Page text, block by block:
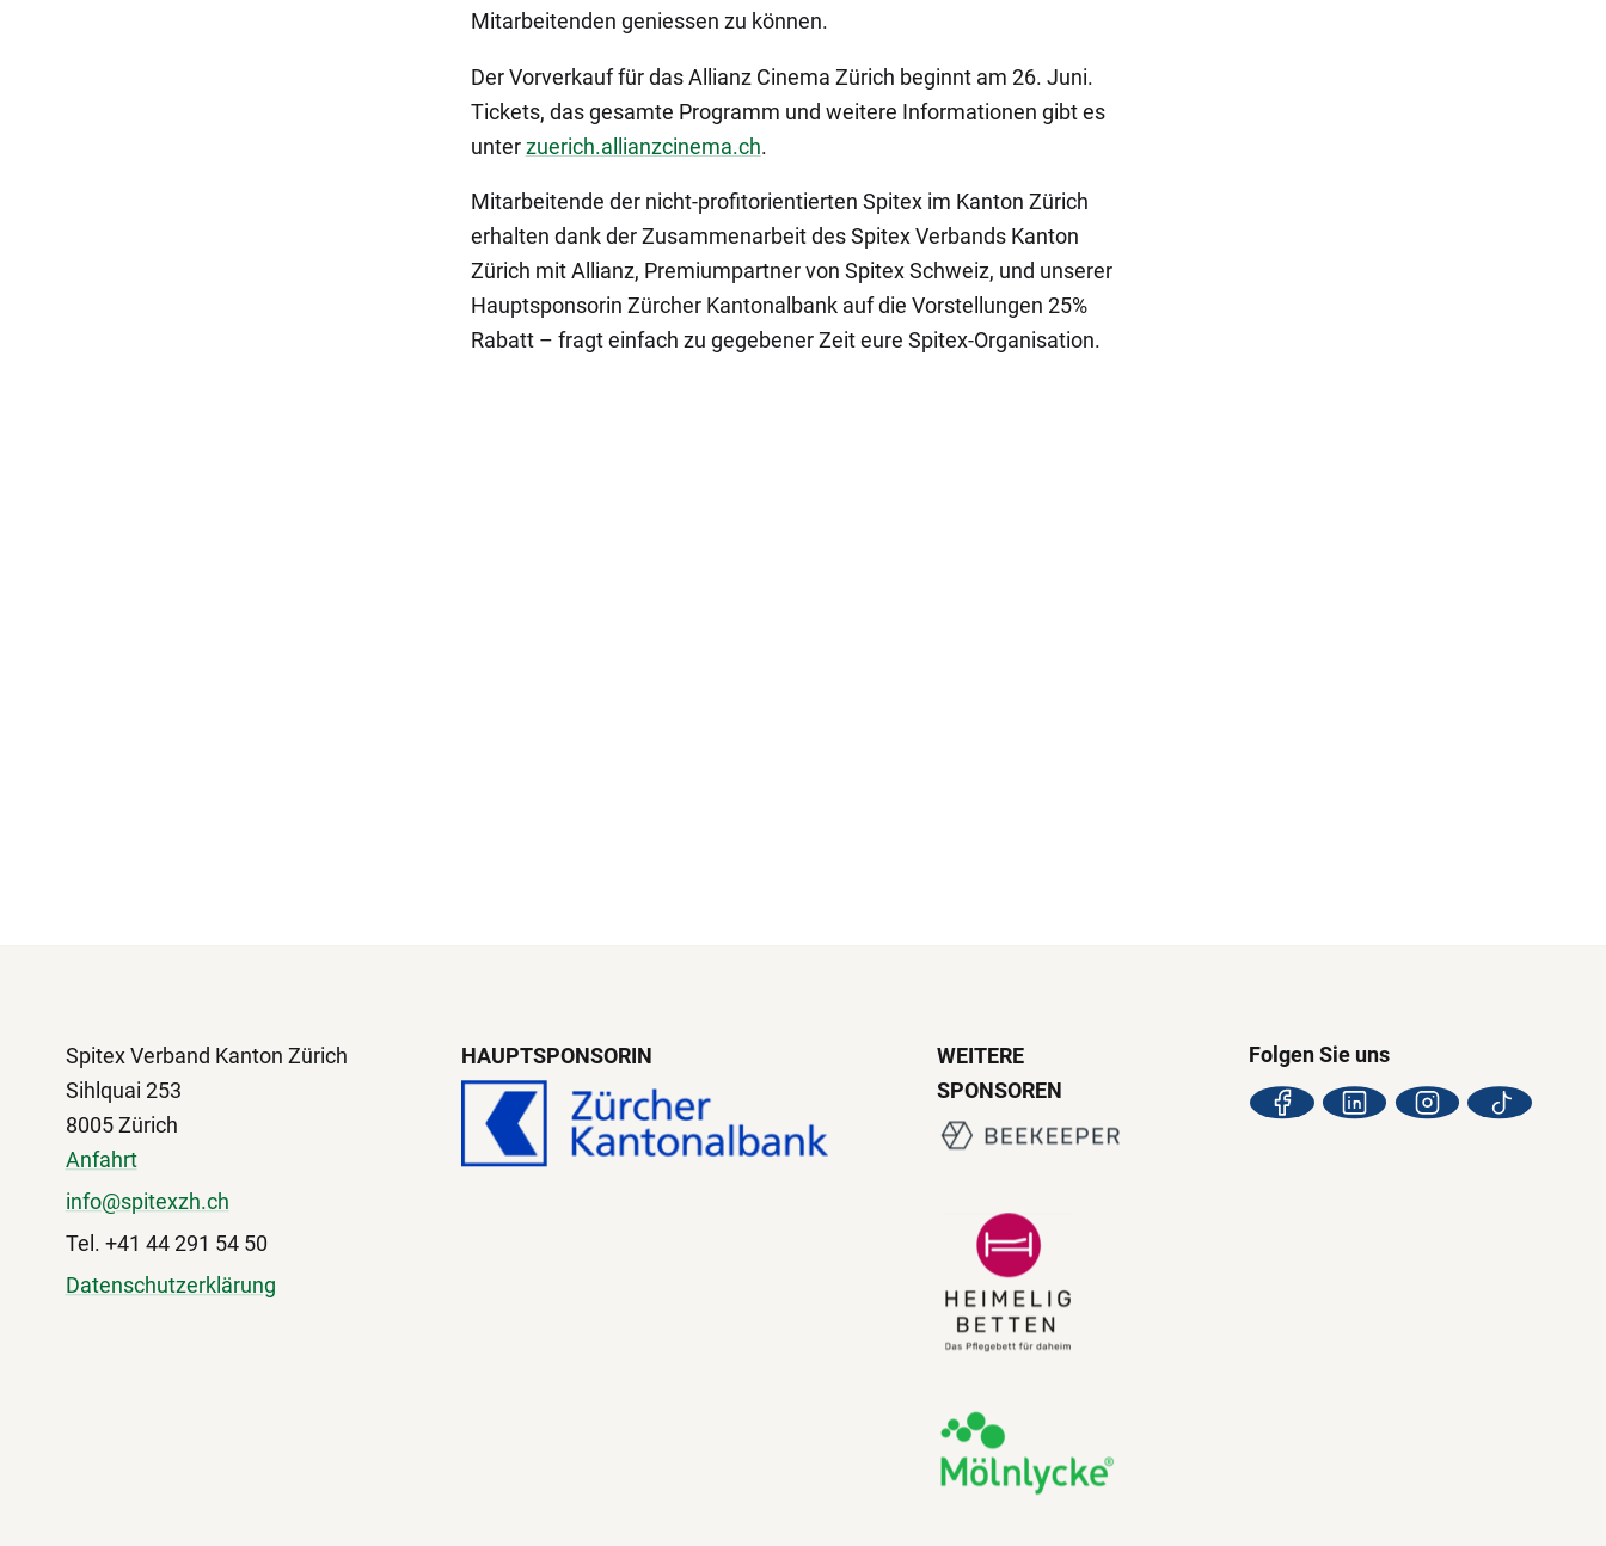
Mitarbeitenden geniessen zu können.
Der Vorverkauf für das Allianz Cinema Zürich beginnt am 26. Juni.
Tickets, das gesamte Programm und weitere Informationen gibt es
unterzuerich.allianzcinema.ch.
Mitarbeitende der nicht-profitorientierten Spitex im Kanton Zürich
erhalten dank der Zusammenarbeit des Spitex Verbands Kanton
Zürich mit Allianz, Premiumpartner von Spitex Schweiz, und unserer
Hauptsponsorin Zürcher Kantonalbank auf die Vorstellungen 25%
Rabatt – fragt einfach zu gegebener Zeit eure Spitex-Organisation.
Spitex Verband Kanton Zürich
Sihlquai 253
8005 Zürich
Anfahrt
info@spitexzh.ch
Tel. +41 44 291 54 50
Datenschutzerklärung
HAUPTSPONSORIN
WEITERE
SPONSOREN
Folgen Sie uns